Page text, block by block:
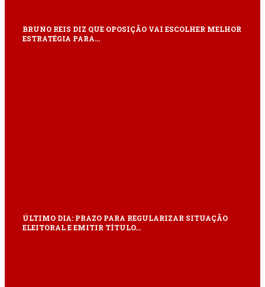
BRUNO REIS DIZ QUE OPOSIÇÃO VAI ESCOLHER MELHOR
ESTRATÉGIA PARA…
ÚLTIMO DIA: PRAZO PARA REGULARIZAR SITUAÇÃO
ELEITORAL E EMITIR TÍTULO…